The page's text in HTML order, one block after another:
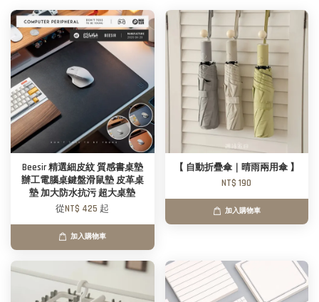
Beesir 精選細皮紋 質感書桌墊
辦工電腦桌鍵盤滑鼠墊 皮革桌
墊 加大防水抗污 超大桌墊
從NT$ 425 起
加入購物車
【 自動折疊傘｜晴雨兩用傘 】
NT$ 190
加入購物車